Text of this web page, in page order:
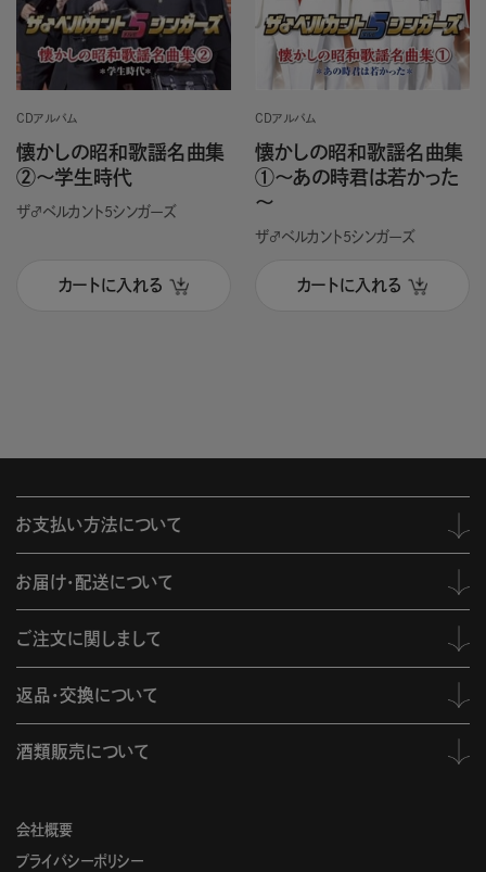
CDアルバム
懐かしの昭和歌謡名曲集
②～学生時代
ザ♂ベルカント5シンガーズ
カートに入れる
CDアルバム
懐かしの昭和歌謡名曲集
①～あの時君は若かった
～
ザ♂ベルカント5シンガーズ
カートに入れる
会社概要
プライバシーポリシー
お支払い方法について
お届け・配送について
ご注文に関しまして
返品・交換について
酒類販売について